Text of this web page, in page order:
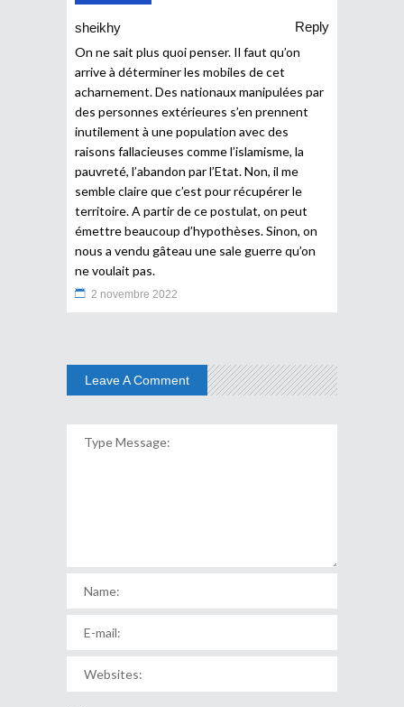
sheikhy
Reply
On ne sait plus quoi penser. Il faut qu’on
arrive à déterminer les mobiles de cet
acharnement. Des nationaux manipulées par
des personnes extérieures s’en prennent
inutilement à une population avec des
raisons fallacieuses comme l’islamisme, la
pauvreté, l’abandon par l’Etat. Non, il me
semble claire que c’est pour récupérer le
territoire. A partir de ce postulat, on peut
émettre beaucoup d’hypothèses. Sinon, on
nous a vendu gâteau une sale guerre qu’on
ne voulait pas.
2 novembre 2022
Leave A Comment